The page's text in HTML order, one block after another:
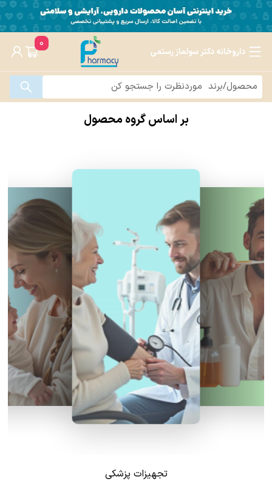
داروخانه دکتر سولماز رستمی
0
بر اساس گروه محصول
تجهیزات پزشکی